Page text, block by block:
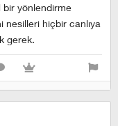
bir yönlendirme
nesilleri hiçbir canlıya
gerek.